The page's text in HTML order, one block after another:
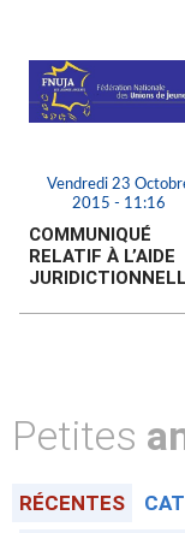
Vendredi 23
2015 - 11:16
COMMUNIQUÉ
RELATIF À L’AIDE
Petites
RÉCENTES